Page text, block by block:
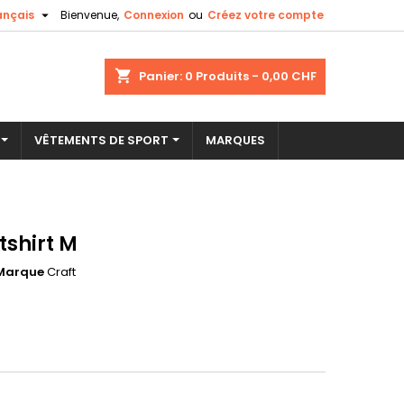
Bienvenue, Connexion ou Créez votre compte

shopping_cart Panier: 0 Produits - 0,00 CHF
VÊTEMENTS DE SPORT MARQUES
M
Craft